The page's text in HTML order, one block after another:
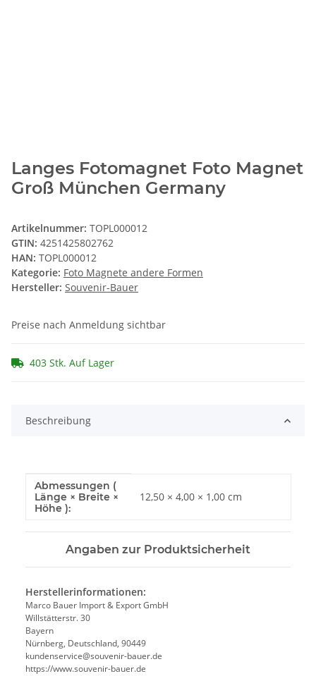
Langes Fotomagnet Foto Magnet
Groß München Germany
Artikelnummer: TOPL000012
GTIN: 4251425802762
HAN: TOPL000012
Kategorie: Foto Magnete andere Formen
Hersteller: Souvenir-Bauer
Preise nach Anmeldung sichtbar
403 Stk. Auf Lager
Beschreibung
Produkteigenschaft
Wert
Abmessungen (
Länge × Breite ×
Höhe ):
12,50 × 4,00 × 1,00 cm
Angaben zur Produktsicherheit
Herstellerinformationen:
Marco Bauer Import & Export GmbH
Willstätterstr. 30
Bayern
Nürnberg, Deutschland, 90449
kundenservice@souvenir-bauer.de
https://www.souvenir-bauer.de